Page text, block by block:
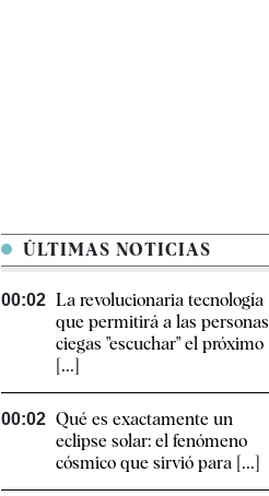
ÚLTIMAS NOTICIAS
00:02 La revolucionaria tecnología
que permitirá a las personas
ciegas "escuchar" el próximo
[...]
00:02 Qué es exactamente un
eclipse solar: el fenómeno
cósmico que sirvió para [...]